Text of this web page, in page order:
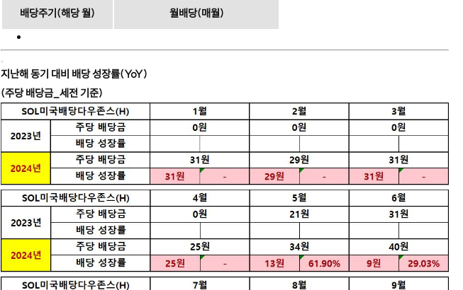
배당주기(해당 월) 월배당(매월)
지난해 동기 대비 배당 성장률(YoY)
(주당 배당금_세전 기준)